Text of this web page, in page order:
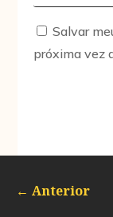
Salvar
próxima vez
← Anterior